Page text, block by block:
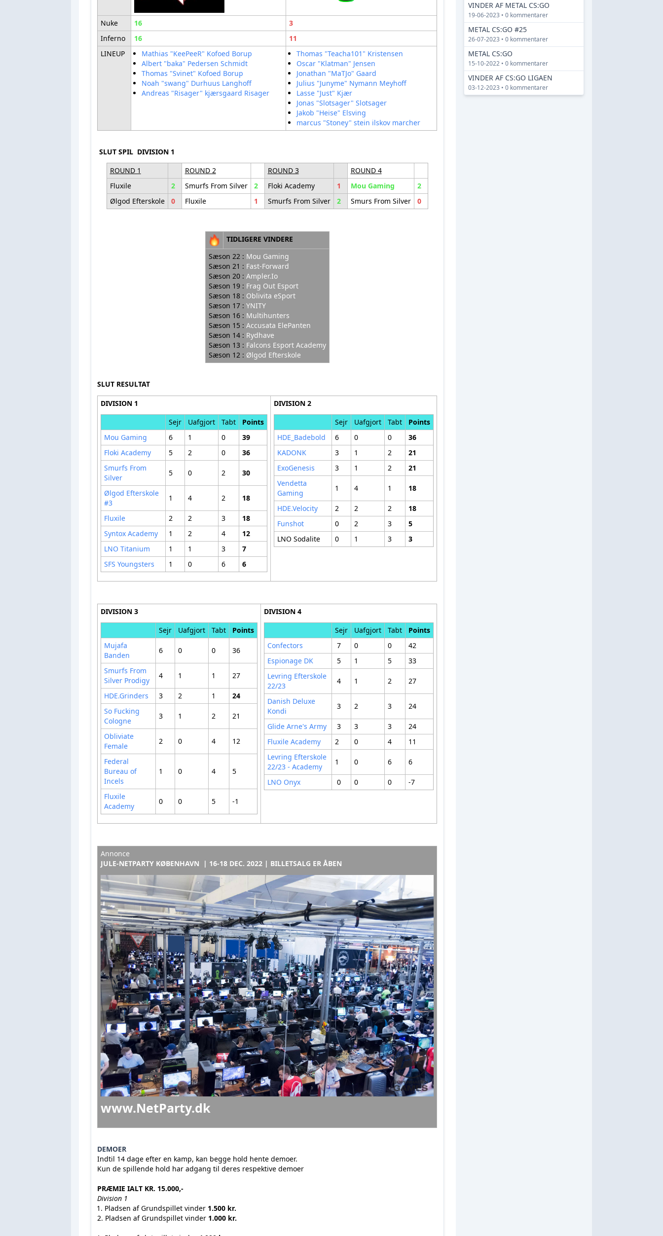
Nuke 16
3
Inferno
16
11
LINEUP
Mathias "KeePeeR" Kofoed Borup
Albert "baka" Pedersen Schmidt
Thomas "Svinet" Kofoed Borup
Noah "swang" Durhuus Langhoff
Andreas "Risager" kjærsgaard Risager
Thomas "Teacha101" Kristensen
Oscar "Klatman" Jensen
Jonathan "MaTJo" Gaard
Julius "Junyme" Nymann Meyhoff
Lasse "Just" Kjær
Jonas "Slotsager" Slotsager
Jakob "Heise" Elsving
marcus "Stoney" stein ilskov marcher
SLUT SPIL DIVISION 1
ROUND 1 ROUND 2 ROUND 3
ROUND 4
Fluxile
2 Smurfs From Silver 2 Floki Academy 1 Mou Gaming
2
Ølgod Efterskole
0 Fluxile 1 Smurfs From Silver 2 Smurs From Silver 0
TIDLIGERE VINDERE
Sæson 22 : Mou Gaming
Sæson 21 : Fast-Forward
Sæson 20 : Ampler.Io
Sæson 19 : Frag Out Esport
Sæson 18 : Oblivita eSport
Sæson 17 : YNITY
Sæson 16 : Multihunters
Sæson 15 : Accusata ElePanten
Sæson 14 : Rydhave
Sæson 13 : Falcons Esport Academy
Sæson 12 : Ølgod Efterskole
SLUT RESULTAT
DIVISION 1
Sejr Uafgjort Tabt
Points
Mou Gaming
6 1 0
39
Floki Academy
5 2 0
36
Smurfs From
Silver
5 0 2 30
Ølgod Efterskole
#3
1 4 2 18
Fluxile 2 2 3
18
Syntox Academy
1 2 4
12
LNO Titanium
1 1 3
7
SFS Youngsters
1 0 6 6
DIVISION 2
Sejr Uafgjort Tabt
Points
HDE_Badebold
6 0 0
36
KADONK
3 1 2
21
ExoGenesis
3 1 2
21
Vendetta
Gaming
1 4 1 18
HDE.Velocity 2 2 2
18
Funshot
0 2 3
5
LNO Sodalite
0 1 3 3
DIVISION 3
Sejr Uafgjort Tabt
Points
Mujafa
Banden
6 0 0 36
Smurfs From
Silver Prodigy
4 1 1 27
HDE.Grinders 3 2 1
24
So Fucking
Cologne
3 1 2 21
Obliviate
Female
2 0 4 12
Federal
Bureau of
Incels
1 0 4 5
Fluxile
Academy
0 0 5 -1
DIVISION 4
Sejr Uafgjort Tabt
Points
Confectors
7 0 0
42
Espionage DK
5 1 5
33
Levring Efterskole
22/23
4 1 2 27
Danish Deluxe
Kondi
3 2 3 24
Glide Arne's Army 3 3 3
24
Fluxile Academy
2 0 4
11
Levring Efterskole
22/23 - Academy
1 0 6 6
LNO Onyx 0 0 0 -7
Annonce
JULE-NETPARTY KØBENHAVN | 16-18 DEC. 2022 | BILLETSALG ER ÅBEN
www.NetParty.dk
DEMOER
Indtil 14 dage efter en kamp, kan begge hold hente demoer.
Kun de spillende hold har adgang til deres respektive demoer
PRÆMIE IALT KR. 15.000,-
Division 1
Pladsen af Grundspillet vinder 1.500 kr.
2. Pladsen af Grundspillet vinder 1.000 kr.
VINDER AF METAL CS:GO
19-06-2023 • 0 kommentarer
METAL CS:GO #25
26-07-2023 • 0 kommentarer
METAL CS:GO
15-10-2022 • 0 kommentarer
VINDER AF CS:GO LIGAEN
03-12-2023 • 0 kommentarer